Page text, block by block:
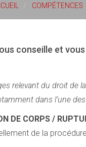
COMPÉTENCES
conseille et
relevant du droit de
dans l’une
DE CORPS /
de la